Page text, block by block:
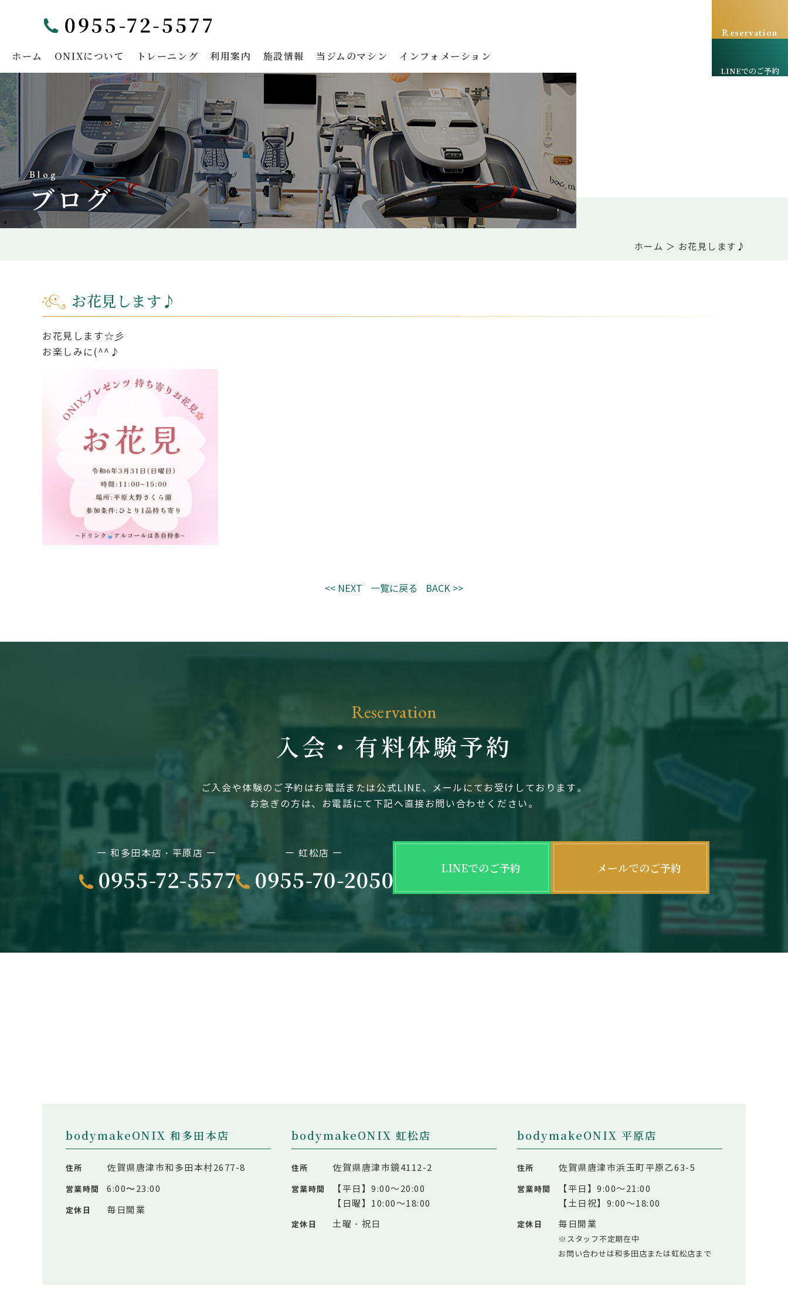
ホーム ONIXについて トレーニング 利用案内 施設情報 当ジムのマシン インフォメーション
Reservation
LINEでのご予約
Blog
ブログ
ホーム ＞ お花見します♪
お花見します♪
お花見します☆彡
お楽しみに(^^♪
<< NEXT 一覧に戻る BACK >>
Reservation
入会・有料体験予約
ご入会や体験のご予約はお電話または公式LINE、メールにてお受けしております。
お急ぎの方は、お電話にて下記へ直接お問い合わせください。
― 和多田本店・平原店 ― ― 虹松店 ―
LINEでのご予約 メールでのご予約
bodymakeONIX 和多田本店
住所 佐賀県唐津市和多田本村2677-8
営業時間 6:00〜23:00
定休日 毎日開業
bodymakeONIX 虹松店
住所 佐賀県唐津市鏡4112-2
営業時間
【平日】9:00～20:00
【日曜】10:00～18:00
定休日 土曜・祝日
bodymakeONIX 平原店
住所 佐賀県唐津市浜玉町平原乙63-5
営業時間
【平日】9:00～21:00
【土日祝】9:00～18:00
定休日 毎日開業
※スタッフ不定期在中
お問い合わせは和多田店または虹松店まで